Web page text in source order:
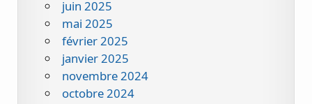
juin 2025
mai 2025
février 2025
janvier 2025
novembre 2024
octobre 2024